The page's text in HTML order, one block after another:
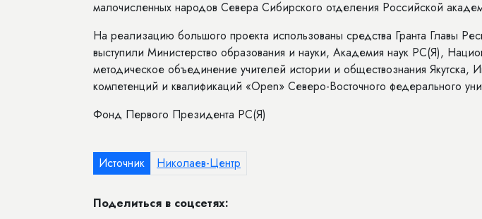
малочисленных народов Севера Сибирского отделения Российской
На реализацию большого проекта использованы средства Гранта Главы
выступили Министерство образования и науки, Академия наук РС(Я),
методическое объединение учителей истории и обществознания Якутска,
компетенций и квалификаций «Open» Северо-Восточного федерального
Фонд Первого Президента РС(Я)
Источник Николаев-Центр
Поделиться в соцсетях: